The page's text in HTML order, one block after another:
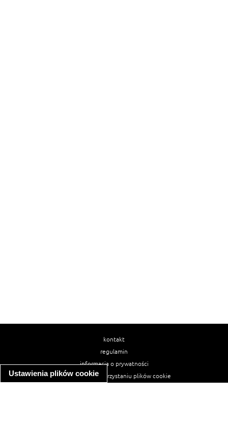
Ustawienia plików cookie
kontakt
regulamin
informacja o prywatności
informacja o wykorzystaniu plików cookie